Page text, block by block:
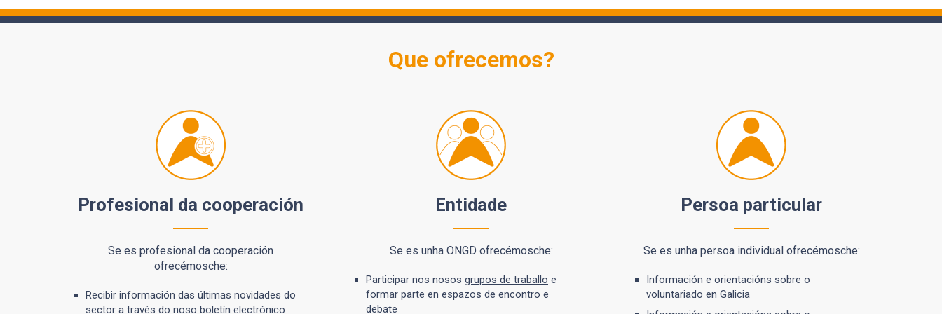
Que ofrecemos?
Profesional da cooperación
Se es profesional da cooperación
ofrecémosche:
Recibir información das últimas novidades do
sector a través do noso boletín electrónico
Entidade
Se es unha ONGD ofrecémosche:
Participar nos nosos grupos de traballo e
formar parte en espazos de encontro e
debate
Persoa particular
Se es unha persoa individual ofrecémosche:
Información e orientacións sobre o
voluntariado en Galicia